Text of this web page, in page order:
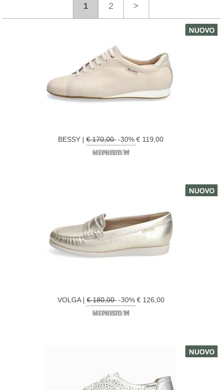
1 2 >
BESSY |€ 170,00-30% € 119,00
VOLGA | € 180,00-30% € 126,00